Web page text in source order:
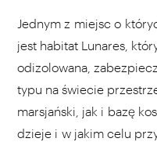
Jednym z miejsc o
jest habitat Lunares,
odizolowana,
typu na świecie
marsjański, jak i bazę
dzieje i w jakim celu